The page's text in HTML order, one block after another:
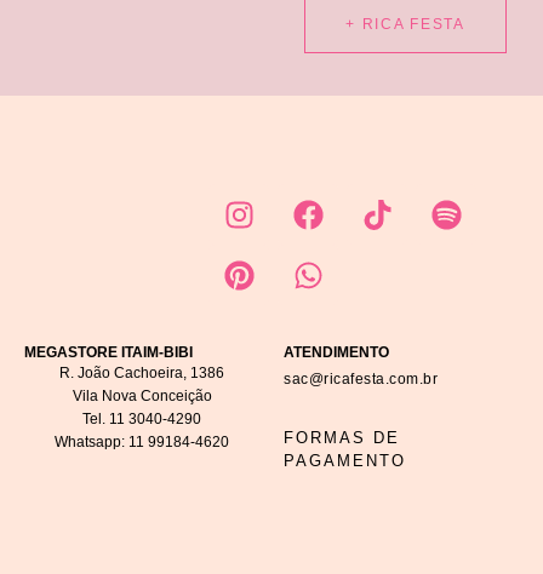
+ RICA FESTA
MEGASTORE ITAIM-BIBI
R. João Cachoeira, 1386
Vila Nova Conceição
Tel. 11 3040-4290
Whatsapp: 11 99184-4620
ATENDIMENTO
sac@ricafesta.com.br
FORMAS DE
PAGAMENTO